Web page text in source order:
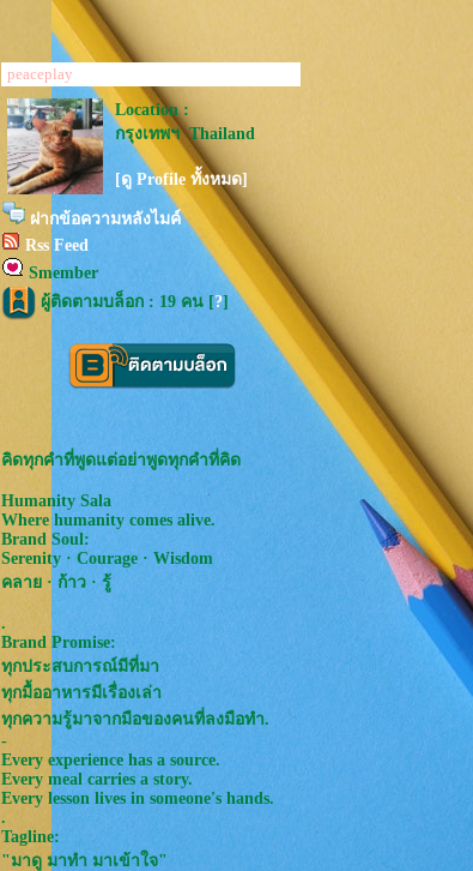
peaceplay
Location :
กรุงเทพฯ Thailand
[ดู Profile ทั้งหมด]
ฝากข้อความหลังไมค์
Rss Feed
Smember
ผู้ติดตามบล็อก : 19 คน [?]
คิดทุกคำที่พูดแต่อย่าพูดทุกคำที่คิด
Humanity Sala
Where humanity comes alive.
Brand Soul:
Serenity · Courage · Wisdom
คลาย · ก้าว · รู้
.
Brand Promise:
ทุกประสบการณ์มีที่มา
ทุกมื้ออาหารมีเรื่องเล่า
ทุกความรู้มาจากมือของคนที่ลงมือทำ.
-
Every experience has a source.
Every meal carries a story.
Every lesson lives in someone's hands.
.
Tagline:
"มาดู มาทำ มาเข้าใจ"